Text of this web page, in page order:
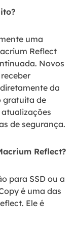
uma
Reflect
Novos
da
gratuita de
de segurança.
Reflect?
para SSD ou a
é uma das
Ele é